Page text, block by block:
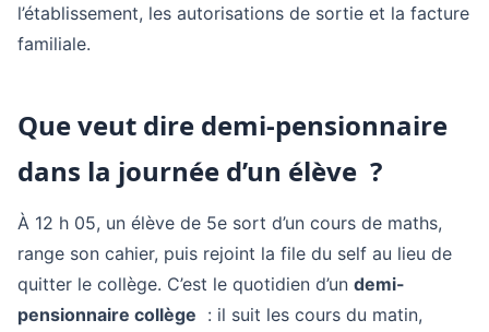
l’établissement, les autorisations de sortie et la facture
familiale.
Que veut dire demi-pensionnaire
dans la journée d’un élève ?
À 12 h 05, un élève de 5e sort d’un cours de maths,
range son cahier, puis rejoint la file du self au lieu de
quitter le collège. C’est le quotidien d’un demi-
pensionnaire collège : il suit les cours du matin,